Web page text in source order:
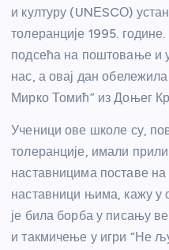
и културу (UNЕSCО)
толеранције 1995.
подсећа на поштовање и
нас, а овај дан
Мирко Томић” из Доњег
Ученици ове школе су,
толеранције, имали
наставницима поставе
наставници њима, кажу у
је била борба у писању
и такмичење у игри “Не